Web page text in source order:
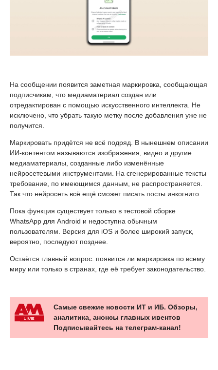
На сообщении появится заметная маркировка, сообщающая
подписчикам, что медиаматериал создан или
отредактирован с помощью искусственного интеллекта. Не
исключено, что убрать такую метку после добавления уже не
получится.
Маркировать придётся не всё подряд. В нынешнем описании
ИИ-контентом называются изображения, видео и другие
медиаматериалы, созданные либо изменённые
нейросетевыми инструментами. На сгенерированные тексты
требование, по имеющимся данным, не распространяется.
Так что нейросеть всё ещё сможет писать посты инкогнито.
Пока функция существует только в тестовой сборке
WhatsApp для Android и недоступна обычным
пользователям. Версия для iOS и более широкий запуск,
вероятно, последуют позднее.
Остаётся главный вопрос: появится ли маркировка по всему
миру или только в странах, где её требует законодательство.
Самые свежие новости ИТ и ИБ. Обзоры,
аналитика, анонсы главных ивентов
Подписывайтесь на телеграм-канал!